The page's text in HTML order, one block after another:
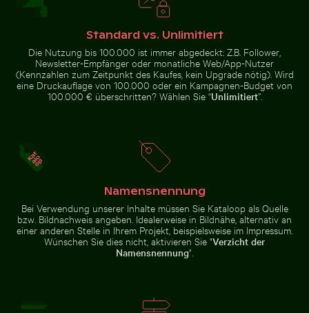
Mini-Einkaufswagen mit gelben
Blöcken
Bunter Blumenstrauß in
Glasvase
Sonnenuntergang über verlassenen Strandliegen
Junge Pflanze wächst in
Felsformationen des
Ferdinandsteins im Nationalpark
Sächsische Schweiz
Stapel von verschiedenen
Schokoladentafeln mit Nüssen
Berliner Fernsehturm bei Sonnenuntergang an der
Herbstliche
Standard vs. Unlimitiert
Die Nutzung bis 100.000 ist immer abgedeckt: Z.B. Follower,
Newsletter-Empfänger oder monatliche Web/App-Nutzer
(Kennzahlen zum Zeitpunkt des Kaufes, kein Upgrade nötig). Wird
eine Druckauflage von 100.000 oder ein Kampagnen-Budget von
100.000 € überschritten? Wählen Sie “Unlimitiert”.
Namensnennung
Bei Verwendung unserer Inhalte müssen Sie Kataloop als Quelle
bzw. Bildnachweis angeben. Idealerweise in Bildnähe, alternativ an
einer anderen Stelle in Ihrem Projekt, beispielsweise im Impressum.
Wünschen Sie dies nicht, aktivieren Sie "Verzicht der
Namensnennung".